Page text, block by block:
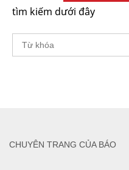
tìm kiếm dưới đây
CHUYÊN TRANG CỦA BÁO